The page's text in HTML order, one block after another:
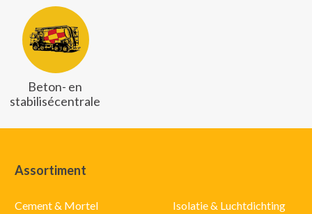
Beton- en
stabilisécentrale
Assortiment
Cement & Mortel
Isolatie & Luchtdichting